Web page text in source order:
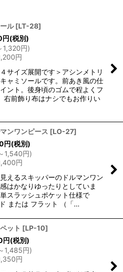
絞り込む
ル [LT-28]
円(税別)
1,320円)
円
サイズ展開です＞アシンメトリ
ャミソールです。前あき風の仕
ント。後身頃のゴムで程よくフ
右前飾り布はナシでもお作りい
ンワンピース [LO-27]
円(税別)
1,540円)
円
えるスキッパーのドルマンワン
はかなりゆったりとしていま
スラッシュポケット仕様で
または フラット （「…
ット [LP-10]
円(税別)
1,485円)
円